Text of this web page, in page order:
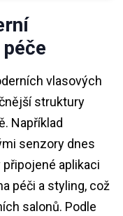
vlasových
struktury
Například
senzory dnes
aplikaci
péči a styling, což
salonů. Podle